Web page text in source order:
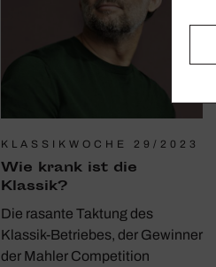
KLASSIKWOCHE 29/2023
Wie krank ist die
Klassik?
Die rasante Taktung des
Klassik-Betriebes, der Gewinner
der Mahler Competition